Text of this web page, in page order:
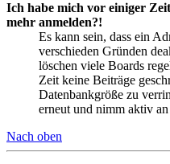
Ich habe mich vor einiger
mehr anmelden?!
Es kann sein, dass ein
verschieden Gründen
löschen viele Boards
Zeit keine Beiträge
Datenbankgröße zu
erneut und nimm aktiv
Nach oben